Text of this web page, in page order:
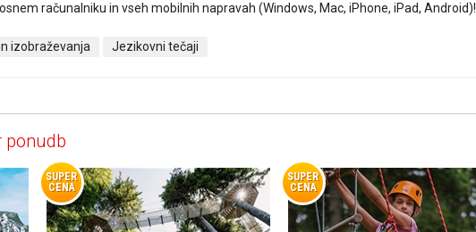
računalniku in vseh mobilnih napravah (Windows, Mac, iPhone, iPad, Android)!
izobraževanja Jezikovni tečaji
ponudb
SUPER
CENA
SUPER
CENA